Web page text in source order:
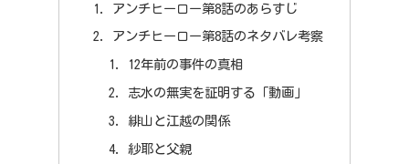
アンチヒーロー第8話のあらすじ
アンチヒーロー第8話のネタバレ考察
12年前の事件の真相
志水の無実を証明する「動画」
緋山と江越の関係
紗耶と父親